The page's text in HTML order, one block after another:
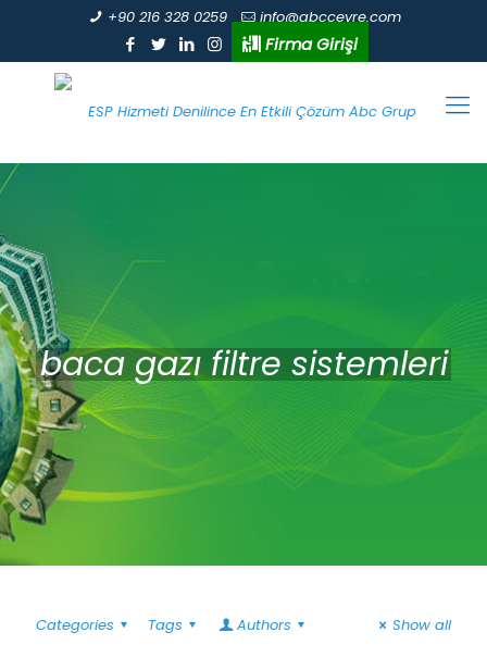
+90 216 328 0259 info@abccevre.com
Firma Girişi
baca gazı filtre sistemleri
Categories Tags Authors Show all